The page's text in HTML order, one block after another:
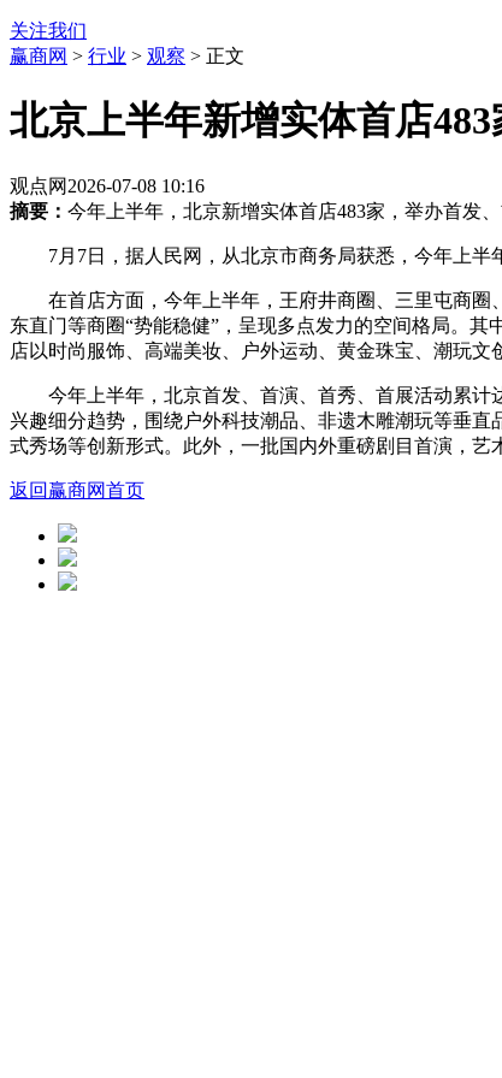
关注我们
赢商网 > 行业 > 观察 > 正文
北京上半年新增实体首店
观点网 2026-07-08 10:16
摘要： 今年上半年，北京新增实体首店483家，举办首发
7月7日，据人民网，从北京市商务局获悉，今年上半
在首店方面，今年上半年，王府井商圈、三里屯商
东直门等商圈“势能稳健”，呈现多点发力的空间格局。
店以时尚服饰、高端美妆、户外运动、黄金珠宝、潮玩文
今年上半年，北京首发、首演、首秀、首展活动累
兴趣细分趋势，围绕户外科技潮品、非遗木雕潮玩等垂
式秀场等创新形式。此外，一批国内外重磅剧目首演，艺
返回赢商网首页